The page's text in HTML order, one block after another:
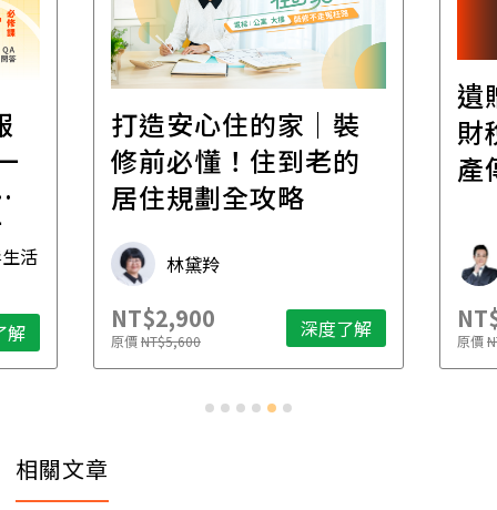
活
解
打造安心住的家｜裝
修前必懂！住到老的
居住規劃全攻略
林黛羚
NT$2,900
原價NT$5,600 深度了解
遺
財
產
原價
相關文章